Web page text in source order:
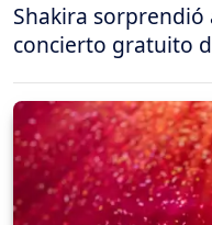
Shakira sorprendió
concierto gratuito